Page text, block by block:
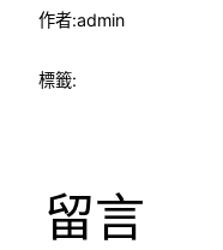
作者:admin
標籤:
留言